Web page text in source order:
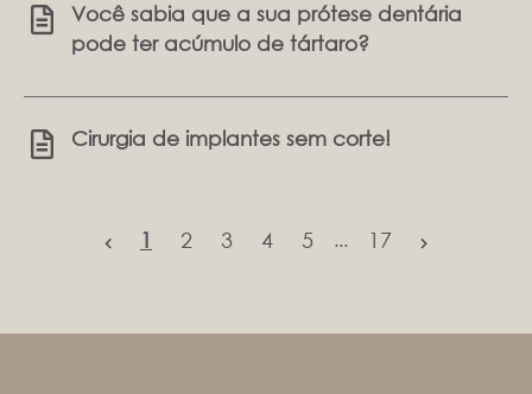
Você sabia que a sua prótese dentária
pode ter acúmulo de tártaro?
Cirurgia de implantes sem corte!
1 2 3 4 5 ... 17